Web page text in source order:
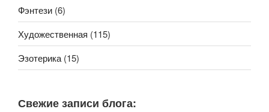
Фэнтези (6)
Художественная (115)
Эзотерика (15)
Свежие записи блога: